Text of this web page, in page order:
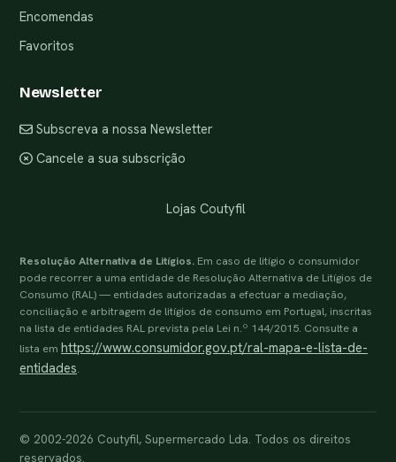
Encomendas
Favoritos
Newsletter
Subscreva a nossa Newsletter
Cancele a sua subscrição
Lojas Coutyfil
Resolução Alternativa de Litígios. Em caso de litígio o consumidor
pode recorrer a uma entidade de Resolução Alternativa de Litígios de
Consumo (RAL) — entidades autorizadas a efectuar a mediação,
conciliação e arbitragem de litígios de consumo em Portugal, inscritas
na lista de entidades RAL prevista pela Lei n.º 144/2015. Consulte a
lista em https://www.consumidor.gov.pt/ral-mapa-e-lista-de-
entidades.
© 2002-2026 Coutyfil, Supermercado Lda. Todos os direitos
reservados.